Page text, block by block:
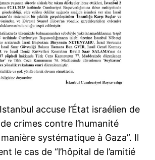
accuse l’État israélien de
crimes contre l’humanité
systématique à Gaza”. Il
le cas de “l’hôpital de l’amitié